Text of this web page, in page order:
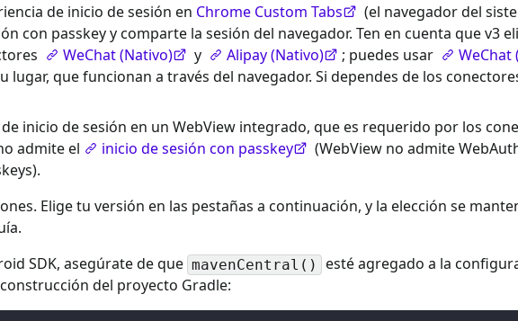
de inicio de sesión en Chrome Custom Tabs
(el navegador del
con passkey y comparte la sesión del navegador. Ten en cuenta que v3
WeChat (Nativo) y Alipay (Nativo) ; puedes usar
WeChat
lugar, que funcionan a través del navegador. Si dependes de los
inicio de sesión en un WebView integrado, que es requerido por los
admite el
inicio de sesión con passkey
(WebView no admite
Elige tu versión en las pestañas a continuación, y la elección se
SDK, asegúrate de que mavenCentral()
esté agregado a la
del proyecto Gradle: